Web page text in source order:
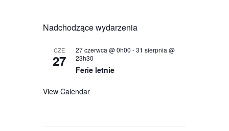
Nadchodzące wydarzenia
CZE
27
27 czerwca @ 0h00 -31 sierpnia @
23h30
Ferie letnie
View Calendar